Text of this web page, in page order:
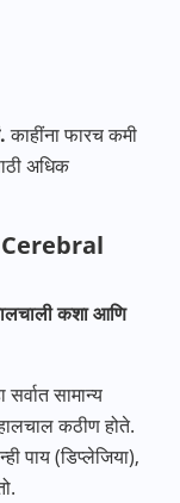
.काहींना फारच कमी
अधिक
Cerebral
कशाआणि
सर्वात सामान्य
कठीण होते.
पाय (डिप्लेजिया),